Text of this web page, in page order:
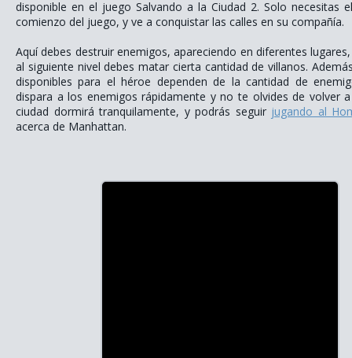
disponible en el juego Salvando a la Ciudad 2. Solo necesitas
comienzo del juego, y ve a conquistar las calles en su compañía.
Aquí debes destruir enemigos, apareciendo en diferentes
al siguiente nivel debes matar cierta cantidad de villanos.
disponibles para el héroe dependen de la cantidad de
dispara a los enemigos rápidamente y no te olvides de volver
ciudad dormirá tranquilamente, y podrás seguir jugando al
acerca de Manhattan.